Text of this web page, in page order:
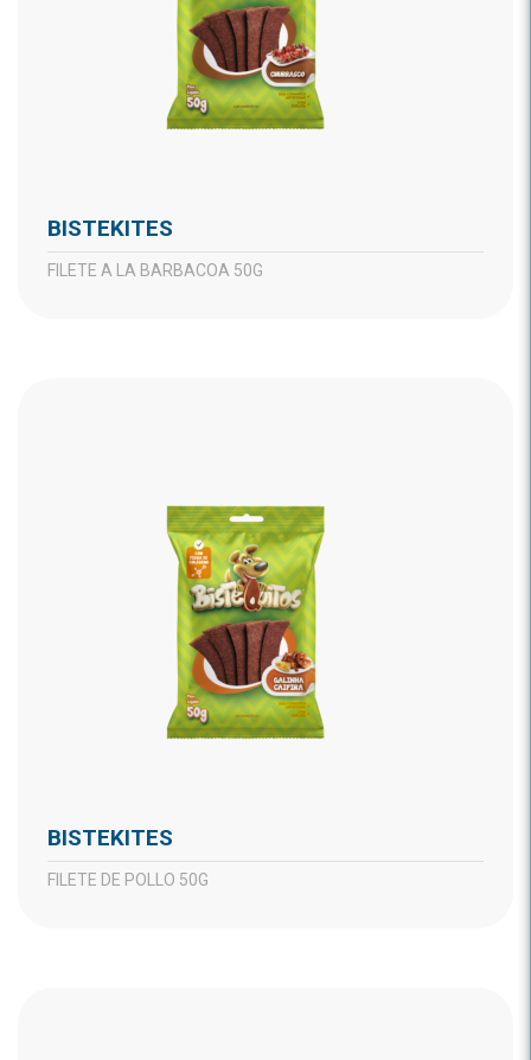
BISTEKITES
FILETE A LA BARBACOA 50G
BISTEKITES
FILETE DE POLLO 50G